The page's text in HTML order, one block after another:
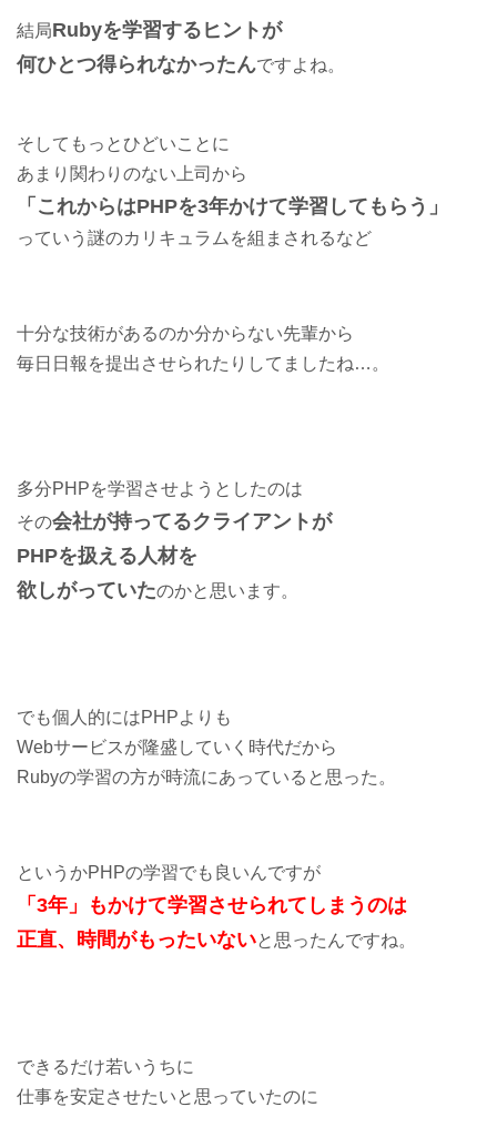
結局Rubyを学習するヒントが
何ひとつ得られなかったんですよね。
そしてもっとひどいことに
あまり関わりのない上司から
「これからはPHPを3年かけて学習してもらう」
っていう謎のカリキュラムを組まされるなど
十分な技術があるのか分からない先輩から
毎日日報を提出させられたりしてましたね…。
多分PHPを学習させようとしたのは
その会社が持ってるクライアントが
PHPを扱える人材を
欲しがっていたのかと思います。
でも個人的にはPHPよりも
Webサービスが隆盛していく時代だから
Rubyの学習の方が時流にあっていると思った。
というかPHPの学習でも良いんですが
「3年」もかけて学習させられてしまうのは
正直、時間がもったいないと思ったんですね。
できるだけ若いうちに
仕事を安定させたいと思っていたのに